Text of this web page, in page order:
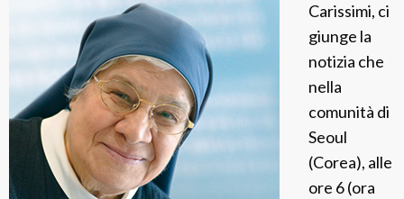
L
e
e
Carissimi, ci
giunge la
notizia che
nella
comunità di
Seoul
(Corea), alle
ore 6 (ora